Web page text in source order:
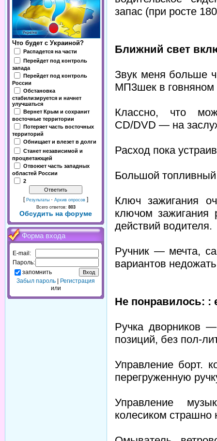
Что будет с Украиной?
Распадется на части
Перейдет под контроль
запада
Перейдет под контроль
России
Обстановка
стабилизируется и начнет
улучшаться
Вернет Крым и сохранит
восточные территории
Потеряет часть восточных
территорий
Обнищает и влезет в долги
Станет независимой и
процветающей
Отвоюет часть западных
областей России
2
[ Результаты · Архив опросов ]
Всего ответов: 803
Обсудить на форуме
Форма входа
E-mail:
Пароль:
запомнить
Забыл пароль
Регистрация
или
запас (при росте
Ближний свет
Звук меня больше
МП3шек в говняном
Классно, что
CD/DVD — на
Расход пока
Большой
Ключ зажигания
ключом зажигания
действий водителя.
Ручник — мечта,
вариантов
Не понравилось: :
Ручка дворников
позиций, без пол-
Управление борт.
перегруженную
Управление
колесиком страшно